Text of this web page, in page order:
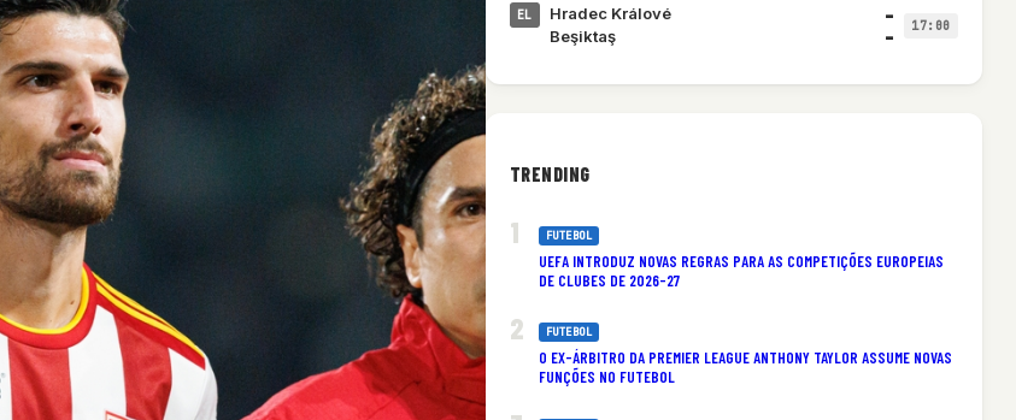
EL
Hradec Králové
Beşiktaş
–
–
17:00
TRENDING
FUTEBOL
UEFA INTRODUZ NOVAS REGRAS PARA AS COMPETIÇÕES EUROPEIAS
DE CLUBES DE 2026-27
FUTEBOL
O EX-ÁRBITRO DA PREMIER LEAGUE ANTHONY TAYLOR ASSUME NOVAS
FUNÇÕES NO FUTEBOL